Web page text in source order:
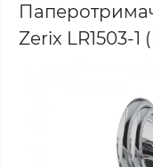
Zerix LR1503-1